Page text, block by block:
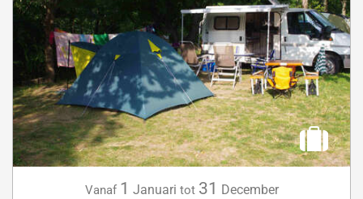
Vanaf 1 Januari tot 31 December